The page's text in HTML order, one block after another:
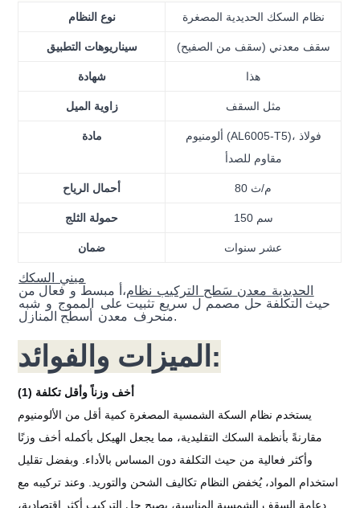
نوع النظام نظام السكك الحديدية المصغرة
سيناريوهات التطبيق سقف معدني (سقف من الصفيح)
شهادة هذا
زاوية الميل مثل السقف
مادة
ألومنيوم (AL6005-T5)، فولاذ
مقاوم للصدأ
أحمال الرياح 80 م/ث
حمولة الثلج 150 سم
ضمان عشر سنوات
ميني
السكك
الحديدية معدن سَطح التركيب نظام،أ مبسط و فعال من
حيث التكلفة حل مصمم ل سريع تثبيت على المموج و شبه
منحرف معدن أسطح المنازل.
الميزات والفوائد:
(1) أخف وزناً وأقل تكلفة
يستخدم نظام السكة الشمسية المصغرة كمية أقل من الألومنيوم
مقارنةً بأنظمة السكك التقليدية، مما يجعل الهيكل بأكمله أخف وزنًا
وأكثر فعالية من حيث التكلفة دون المساس بالأداء. وبفضل تقليل
استخدام المواد، يُخفض النظام تكاليف الشحن والتوريد. وعند تركيبه مع
دعامة السقف الشمسية المناسبة، يصبح حل التركيب أكثر اقتصادية،